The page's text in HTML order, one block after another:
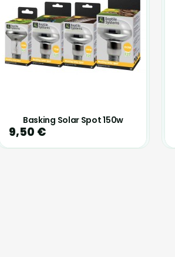
Basking Solar Spot 150w
9,50 €